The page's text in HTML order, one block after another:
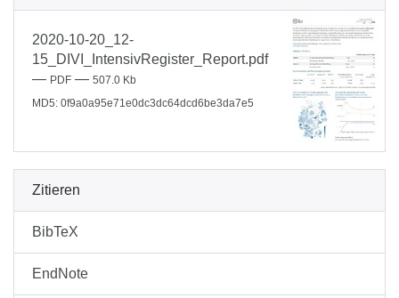
2020-10-20_12-
15_DIVI_IntensivRegister_Report.pdf
— PDF — 507.0 Kb
MD5: 0f9a0a95e71e0dc3dc64dcd6be3da7e5
Zitieren
BibTeX
EndNote